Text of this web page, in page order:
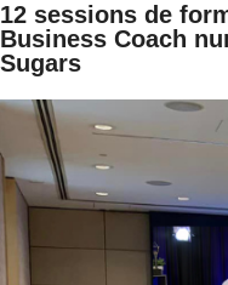
12 sessions de
Business Coach
Sugars